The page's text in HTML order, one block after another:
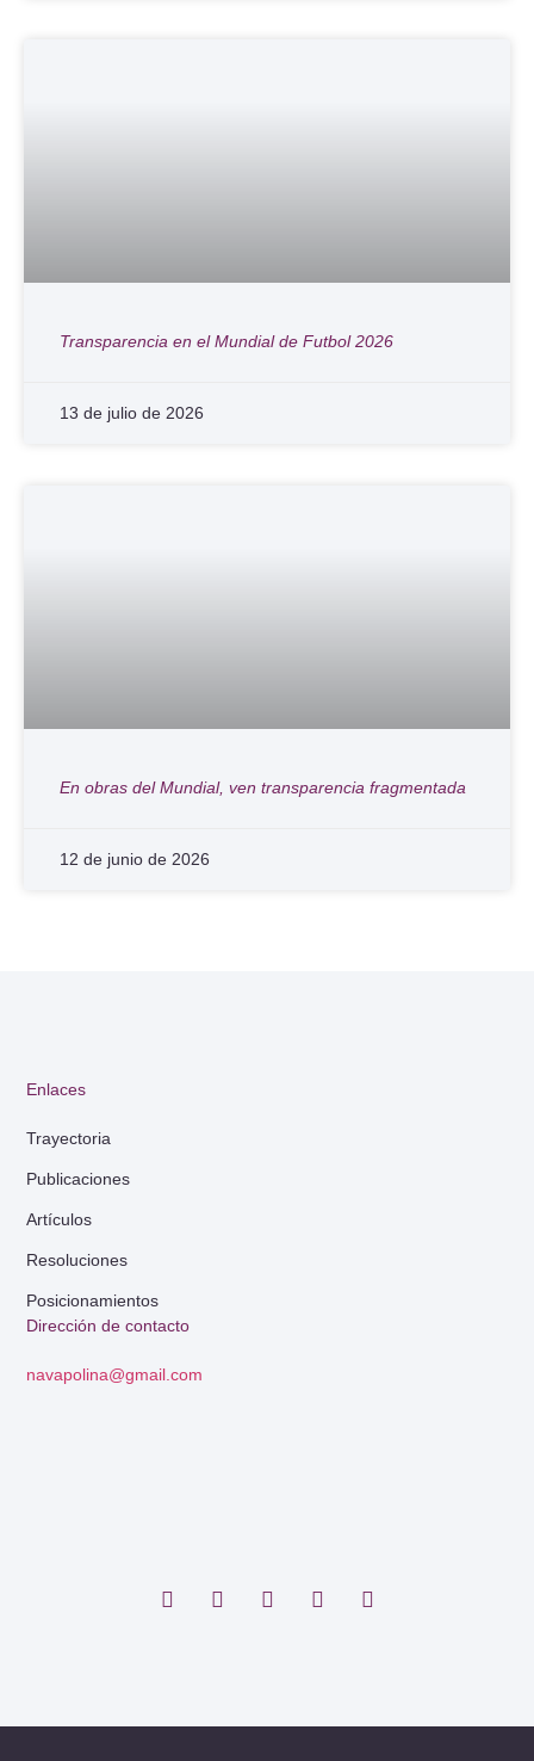
Transparencia en el Mundial de Futbol 2026
13 de julio de 2026
En obras del Mundial, ven transparencia fragmentada
12 de junio de 2026
Dirección de contacto
navapolina@gmail.com
Enlaces
Trayectoria
Publicaciones
Artículos
Resoluciones
Posicionamientos